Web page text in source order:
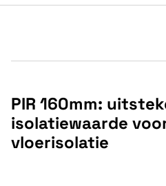
PIR 160mm:
isolatiewaarde
vloerisolatie